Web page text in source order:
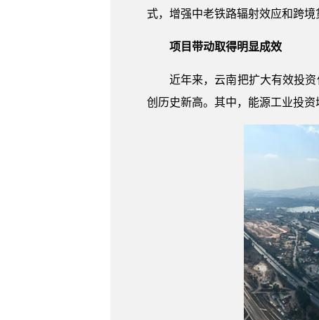
式，增强中老铁路辐射效应和跨境
项目带动取得明显成效
近年来，云南把扩大有效投资作
创历史新高。其中，能源工业投资